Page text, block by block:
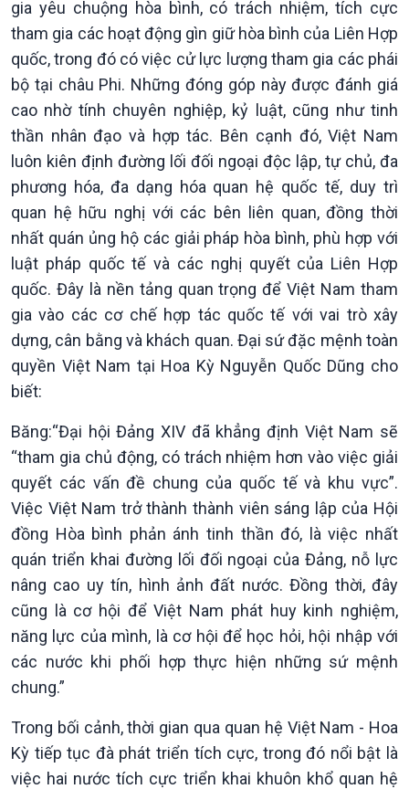
Xã hội
Tin Đời sống & Xã hội
360 độ Sức khỏe
Chuyển đổi Xanh
Tài nguyên và Môi trường
Chuyên gia của bạn
Xã hội chuyển động
Bước chân đến trường
Khoa học & Công nghệ
Tin Khoa học & Công nghệ
Kết nối công nghệ
Sống chung với biến đổi
khí hậu
gia yêu chuộng hòa bình, có trách nhiệm, tích cực
tham gia các hoạt động gìn giữ hòa bình của Liên Hợp
quốc, trong đó có việc cử lực lượng tham gia các phái
bộ tại châu Phi. Những đóng góp này được đánh giá
cao nhờ tính chuyên nghiệp, kỷ luật, cũng như tinh
thần nhân đạo và hợp tác. Bên cạnh đó, Việt Nam
luôn kiên định đường lối đối ngoại độc lập, tự chủ, đa
phương hóa, đa dạng hóa quan hệ quốc tế, duy trì
quan hệ hữu nghị với các bên liên quan, đồng thời
nhất quán ủng hộ các giải pháp hòa bình, phù hợp với
luật pháp quốc tế và các nghị quyết của Liên Hợp
quốc. Đây là nền tảng quan trọng để Việt Nam tham
gia vào các cơ chế hợp tác quốc tế với vai trò xây
dựng, cân bằng và khách quan. Đại sứ đặc mệnh toàn
quyền Việt Nam tại Hoa Kỳ Nguyễn Quốc Dũng cho
biết:
Băng:“Đại hội Đảng XIV đã khẳng định Việt Nam sẽ
“tham gia chủ động, có trách nhiệm hơn vào việc giải
quyết các vấn đề chung của quốc tế và khu vực”.
Việc Việt Nam trở thành thành viên sáng lập của Hội
đồng Hòa bình phản ánh tinh thần đó, là việc nhất
quán triển khai đường lối đối ngoại của Đảng, nỗ lực
nâng cao uy tín, hình ảnh đất nước. Đồng thời, đây
cũng là cơ hội để Việt Nam phát huy kinh nghiệm,
năng lực của mình, là cơ hội để học hỏi, hội nhập với
các nước khi phối hợp thực hiện những sứ mệnh
chung.”
Trong bối cảnh, thời gian qua quan hệ Việt Nam - Hoa
Kỳ tiếp tục đà phát triển tích cực, trong đó nổi bật là
việc hai nước tích cực triển khai khuôn khổ quan hệ